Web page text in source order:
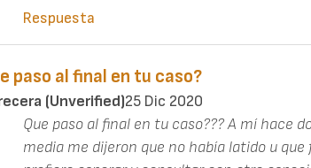
Respuesta
paso al final en tu caso?
(unverified)25 Dic 2020
Que paso al final en tu caso??? A mí hace
media me dijeron que no había latido u que